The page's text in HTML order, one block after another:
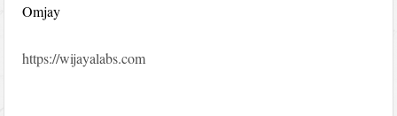
Omjay
https://wijayalabs.com